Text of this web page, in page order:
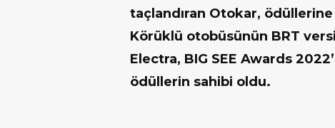
taçlandıran Otokar,
Körüklü otobüsünün BRT
Electra, BIG SEE Awards
ödüllerin sahibi oldu.